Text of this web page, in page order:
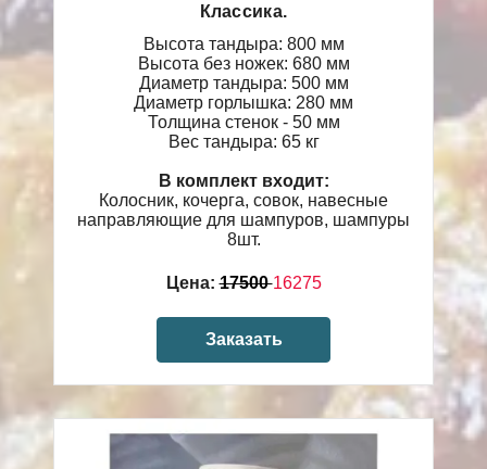
Классика.
Высота тандыра: 800 мм
Высота без ножек: 680 мм
Диаметр тандыра: 500 мм
Диаметр горлышка: 280 мм
Толщина стенок - 50 мм
Вес тандыра: 65 кг
В комплект входит:
Колосник, кочерга, совок, навесные
направляющие для шампуров, шампуры
8шт.
Цена:1750016275
Заказать